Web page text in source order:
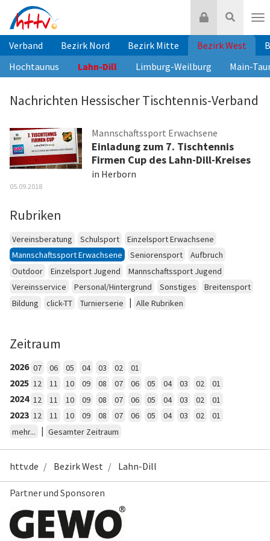
Inhalt
springen
Suche
Login
Verband Bezirk Nord Bezirk Mitte Bezirk West
Hochtaunus
Lahn-Dill Limburg-Weilburg Main-
Nachrichten Hessischer Tischtennis-Verband
Mannschaftssport Erwachsene
Einladung zum 7. Tischtennis
Firmen Cup des Lahn-Dill-Kreises
in Herborn
05.09.2018
Rubriken
Vereinsberatung Schulsport
Einzelsport Erwachsene
Mannschaftssport Erwachsene
Seniorensport
Aufbruch
Outdoor
Einzelsport Jugend
Mannschaftssport Jugend
Vereinsservice
Personal/Hintergrund Sonstiges
Breitensport
Bildung
click-TT Turnierserie | Alle Rubriken
Zeitraum
2026 07 06 05 04 03 02 01
2025 12 11 10 09 08 07 06 05 04 03 02 01
2024 12 11 10 09 08 07 06 05 04 03 02 01
2023 12 11 10 09 08 07 06 05 04 03 02
01
mehr...
| Gesamter Zeitraum
httv.de Bezirk West Lahn-Dill
Partner und Sponsoren